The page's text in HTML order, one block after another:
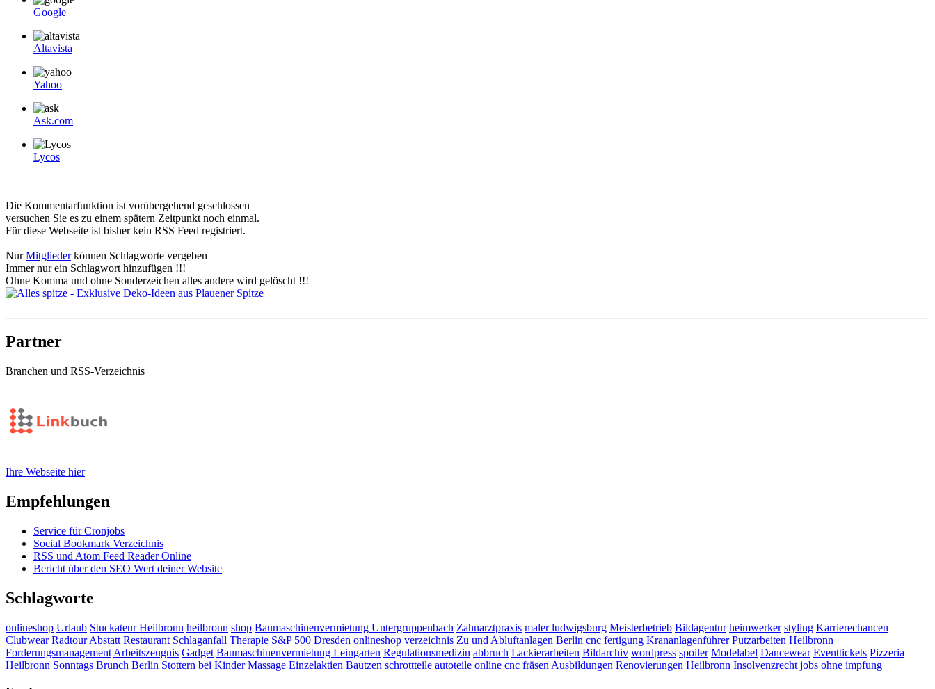
Google
Altavista
Yahoo
Ask.com
Lycos
Die Kommentarfunktion ist vorübergehend geschlossen
versuchen Sie es zu einem spätern Zeitpunkt noch einmal.
Für diese Webseite ist bisher kein RSS Feed registriert.
NurMitgliederkönnen Schlagworte vergeben
Immer nur ein Schlagwort hinzufügen !!!
Ohne Komma und ohne Sonderzeichen alles andere wird gelöscht !!!
Partner
Branchen und RSS-Verzeichnis
Ihre Webseite hier
Empfehlungen
Service für Cronjobs
Social Bookmark Verzeichnis
RSS und Atom Feed Reader Online
Bericht über den SEO Wert deiner Website
Schlagworte
onlineshop Urlaub Stuckateur Heilbronn heilbronn shop Baumaschinenvermietung Untergruppenbach Zahnarztpraxis maler ludwigsburg Meisterbetrieb Bildagentur heimwerker styling Karrierechancen
Clubwear Radtour Abstatt Restaurant Schlaganfall Therapie S&P 500 Dresden onlineshop verzeichnis Zu und Abluftanlagen Berlin cnc fertigung Krananlagenführer Putzarbeiten Heilbronn
Forderungsmanagement Arbeitszeugnis Gadget Baumaschinenvermietung Leingarten Regulationsmedizin abbruch Lackierarbeiten Bildarchiv wordpress spoiler Modelabel Dancewear Eventtickets Pizzeria
Heilbronn Sonntags Brunch Berlin Stottern bei Kinder Massage Einzelaktien Bautzen schrottteile autoteile online cnc fräsen Ausbildungen Renovierungen Heilbronn Insolvenzrecht jobs ohne impfung